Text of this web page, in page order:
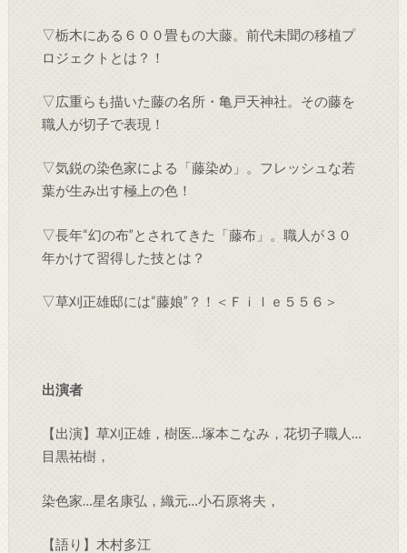
▽栃木にある６００畳もの大藤。前代未聞の移植プ
ロジェクトとは？！
▽広重らも描いた藤の名所・亀戸天神社。その藤を
職人が切子で表現！
▽気鋭の染色家による「藤染め」。フレッシュな若
葉が生み出す極上の色！
▽長年“幻の布”とされてきた「藤布」。職人が３０
年かけて習得した技とは？
▽草刈正雄邸には“藤娘”？！＜Ｆｉｌｅ５５６＞
出演者
【出演】草刈正雄，樹医…塚本こなみ，花切子職人…
目黒祐樹，
染色家…星名康弘，織元…小石原将夫，
【語り】木村多江